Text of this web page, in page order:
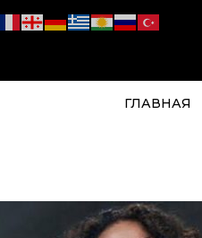
ГЛАВНАЯ